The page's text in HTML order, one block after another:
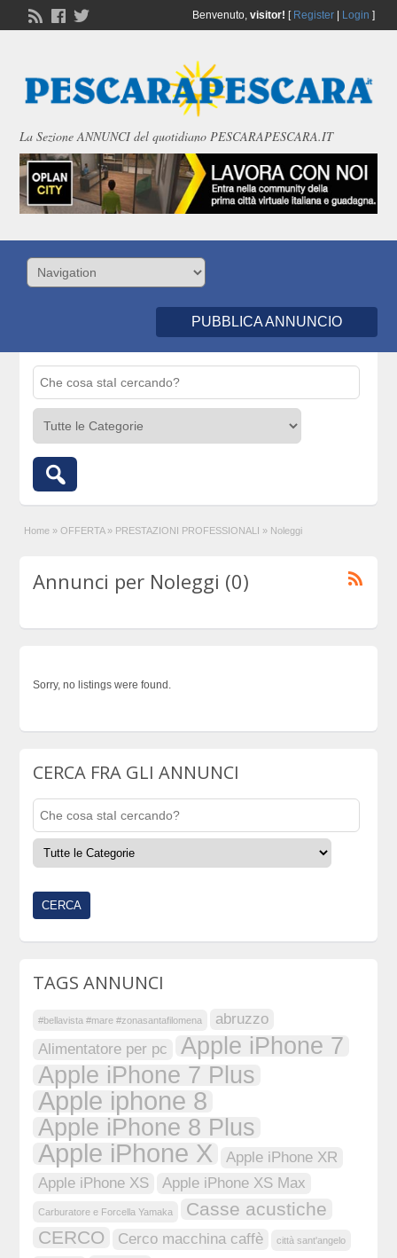
Benvenuto, visitor! [ Register| Login ]
La Sezione ANNUNCI del quotidiano PESCARAPESCARA.IT
PUBBLICA ANNUNCIO
Home » OFFERTA » PRESTAZIONI PROFESSIONALI » Noleggi
Annunci per Noleggi (0)
Sorry, no listings were found.
CERCA FRA GLI ANNUNCI
TAGS ANNUNCI
#bellavista #mare #zonasantafilomena
abruzzo
Alimentatore per pc
Apple iPhone 7
Apple iPhone 7 Plus
Apple iphone 8
Apple iPhone 8 Plus
Apple iPhone X
Apple iPhone XR
Apple iPhone XS
Apple iPhone XS Max
Carburatore e Forcella Yamaka
Casse acustiche
CERCO
Cerco macchina caffè città sant'angelo